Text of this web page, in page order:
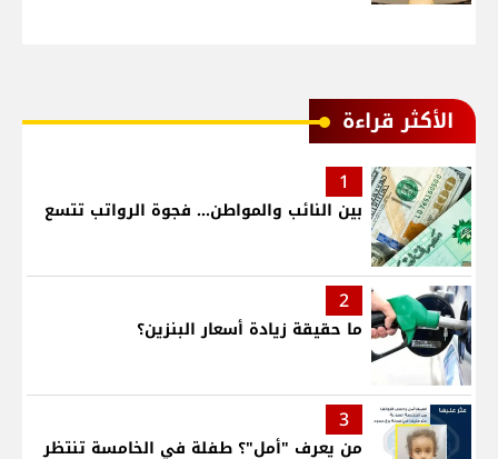
الأكثر قراءة
1
بين النائب والمواطن... فجوة الرواتب تتسع
2
ما حقيقة زيادة أسعار البنزين؟
3
من يعرف "أمل"؟ طفلة في الخامسة تنتظر